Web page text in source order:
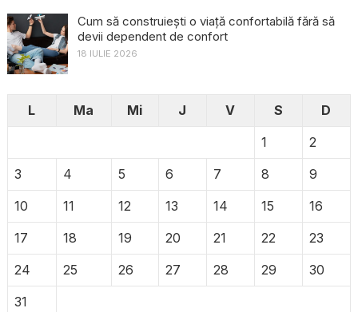
Cum să construiești o viață confortabilă fără să
devii dependent de confort
18 IULIE 2026
L Ma Mi J V S
D
1
2
3
4 5 6 7 8
9
10
11 12 13 14 15
16
17
18 19 20 21 22
23
24
25 26 27 28 29
30
31